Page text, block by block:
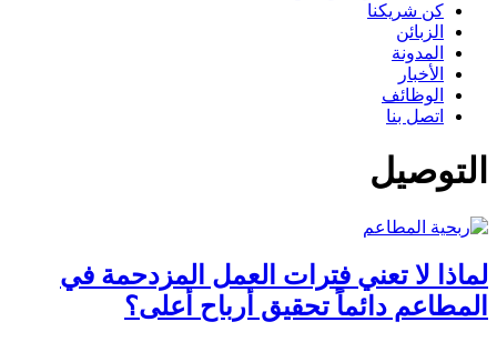
كن شريكنا
الزبائن
المدونة
الأخبار
الوظائف
اتصل بنا
التوصيل
لماذا لا تعني فترات العمل المزدحمة في
المطاعم دائماً تحقيق أرباح أعلى؟